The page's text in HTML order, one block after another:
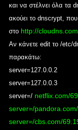
και να στέλνει όλα τα
ακούει το dnscrypt,
στο http://
Αν κάνετε edit το /etc/
παρακάτω:
server=127.0.0.2
server=127.0.0.3
server=/ netflix.com/
server=/
server=/cbs.com/